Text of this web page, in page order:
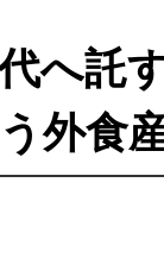
へ託
外食